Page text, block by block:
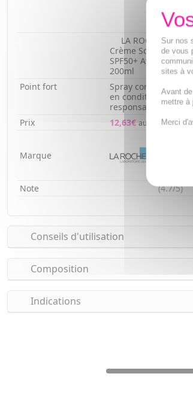
LA ROCHE-
Crème Solaire
SPF50+ Avec
200ml
Point fort
Spray corporel
en conditions
responsables
Prix
12,63€ au lieu de
Marque
Note (4.7/5)
Conseils d'utilisation
Composition
Indications
Sur nos
de vous
sites à
Avant
mettre à
Merci